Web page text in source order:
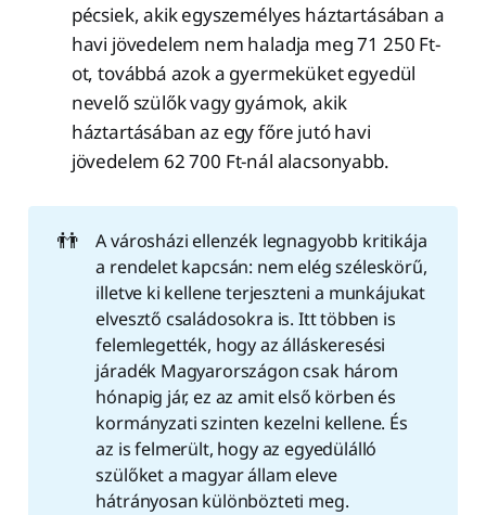
pécsiek, akik egyszemélyes háztartásában a
havi jövedelem nem haladja meg 71 250 Ft-
ot, továbbá azok a gyermeküket egyedül
nevelő szülők vagy gyámok, akik
háztartásában az egy főre jutó havi
jövedelem 62 700 Ft-nál alacsonyabb.
👬
A városházi ellenzék legnagyobb kritikája
a rendelet kapcsán: nem elég széleskörű,
illetve ki kellene terjeszteni a munkájukat
elvesztő családosokra is. Itt többen is
felemlegették, hogy az álláskeresési
járadék Magyarországon csak három
hónapig jár, ez az amit első körben és
kormányzati szinten kezelni kellene. És
az is felmerült, hogy az egyedülálló
szülőket a magyar állam eleve
hátrányosan különbözteti meg.